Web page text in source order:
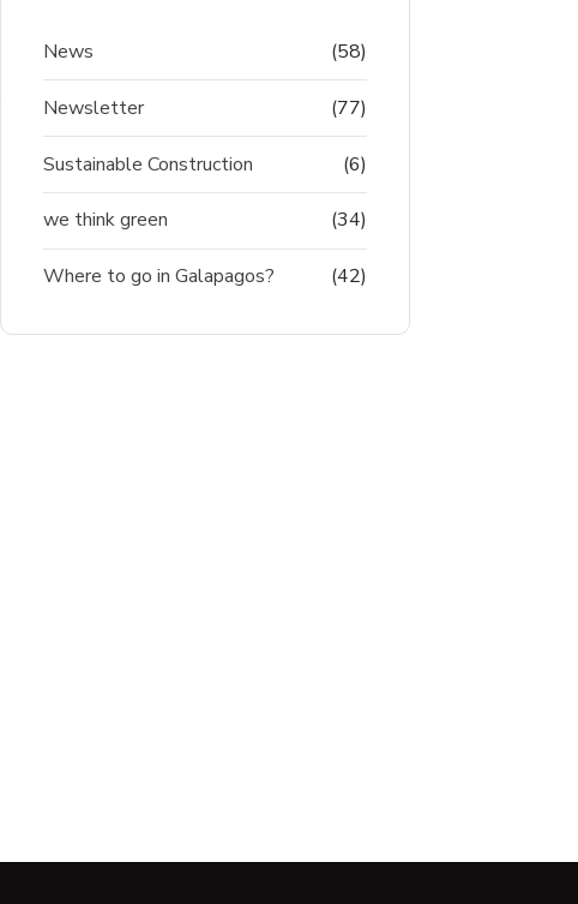
News (58)
Newsletter (77)
Sustainable Construction (6)
we think green (34)
Where to go in Galapagos? (42)